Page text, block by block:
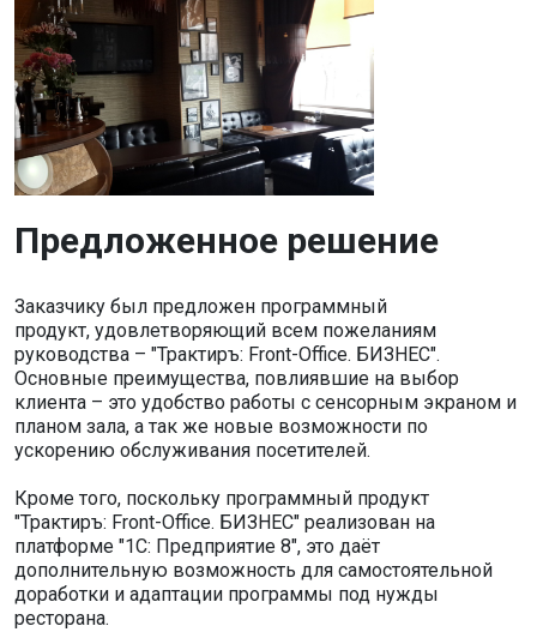
Предложенное решение
Заказчику был предложен программный
продукт, удовлетворяющий всем пожеланиям
руководства – "Трактиръ: Front-Office. БИЗНЕС".
Основные преимущества, повлиявшие на выбор
клиента – это удобство работы с сенсорным экраном и
планом зала, а так же новые возможности по
ускорению обслуживания посетителей.
Кроме того, поскольку программный продукт
"Трактиръ: Front-Office. БИЗНЕС" реализован на
платформе "1С: Предприятие 8", это даёт
дополнительную возможность для самостоятельной
доработки и адаптации программы под нужды
ресторана.